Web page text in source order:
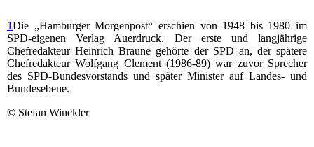
1Die „Hamburger Morgenpost“ erschien von 1948 bis 1980 im
SPD-eigenen Verlag Auerdruck. Der erste und langjährige
Chefredakteur Heinrich Braune gehörte der SPD an, der spätere
Chefredakteur Wolfgang Clement (1986-89) war zuvor Sprecher
des SPD-Bundesvorstands und später Minister auf Landes- und
Bundesebene.
© Stefan Winckler